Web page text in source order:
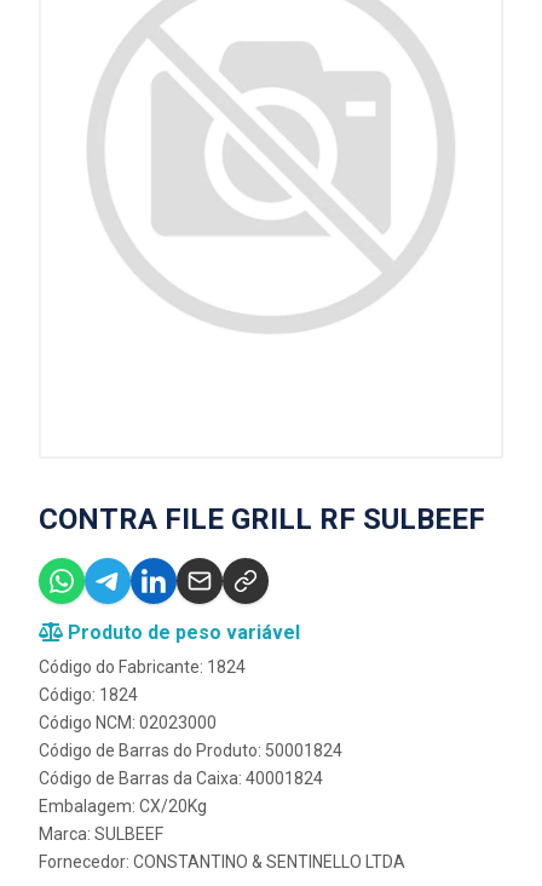
CONTRA FILE GRILL RF SULBEEF
Produto de peso variável
Código do Fabricante: 1824
Código: 1824
Código NCM: 02023000
Código de Barras do Produto: 50001824
Código de Barras da Caixa: 40001824
Embalagem: CX/20Kg
Marca: SULBEEF
Fornecedor: CONSTANTINO & SENTINELLO LTDA